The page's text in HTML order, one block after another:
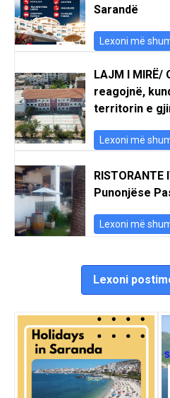
Sarandë
Lexoni më
LAJM I
reagojnë,
territorin e
Lexoni më
Punonjëse
Lexoni më
Lexoni